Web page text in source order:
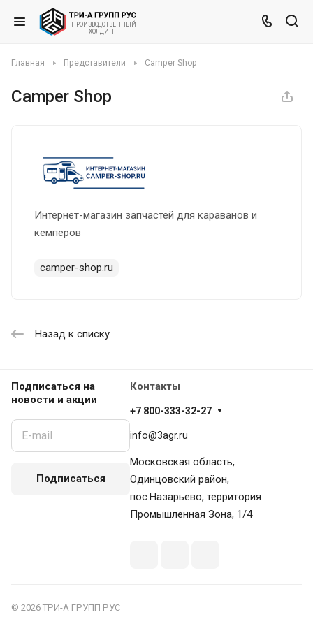
ПРОИЗВО ДСТВЕННЫЙ
Х ОЛДИНГ
Главная Представители Camper Shop
Camper Shop
Интернет-магазин запчастей для караванов и
кемперов
camper-shop.ru
Назад к списку
Подписаться на
новости и акции
Подписаться
Контакты
+7 800-333-32-27
info@3agr.ru
Московская область,
Одинцовский район,
пос.Назарьево, территория
Промышленная Зона, 1/4
© 2026 ТРИ-А ГРУПП РУС